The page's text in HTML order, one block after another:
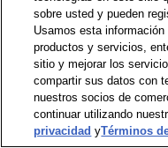
sobre usted y pueden
Usamos esta
productos y servicios,
sitio y mejorar los
compartir sus datos con
nuestros socios de
continuar utilizando
privacidad yTérminos